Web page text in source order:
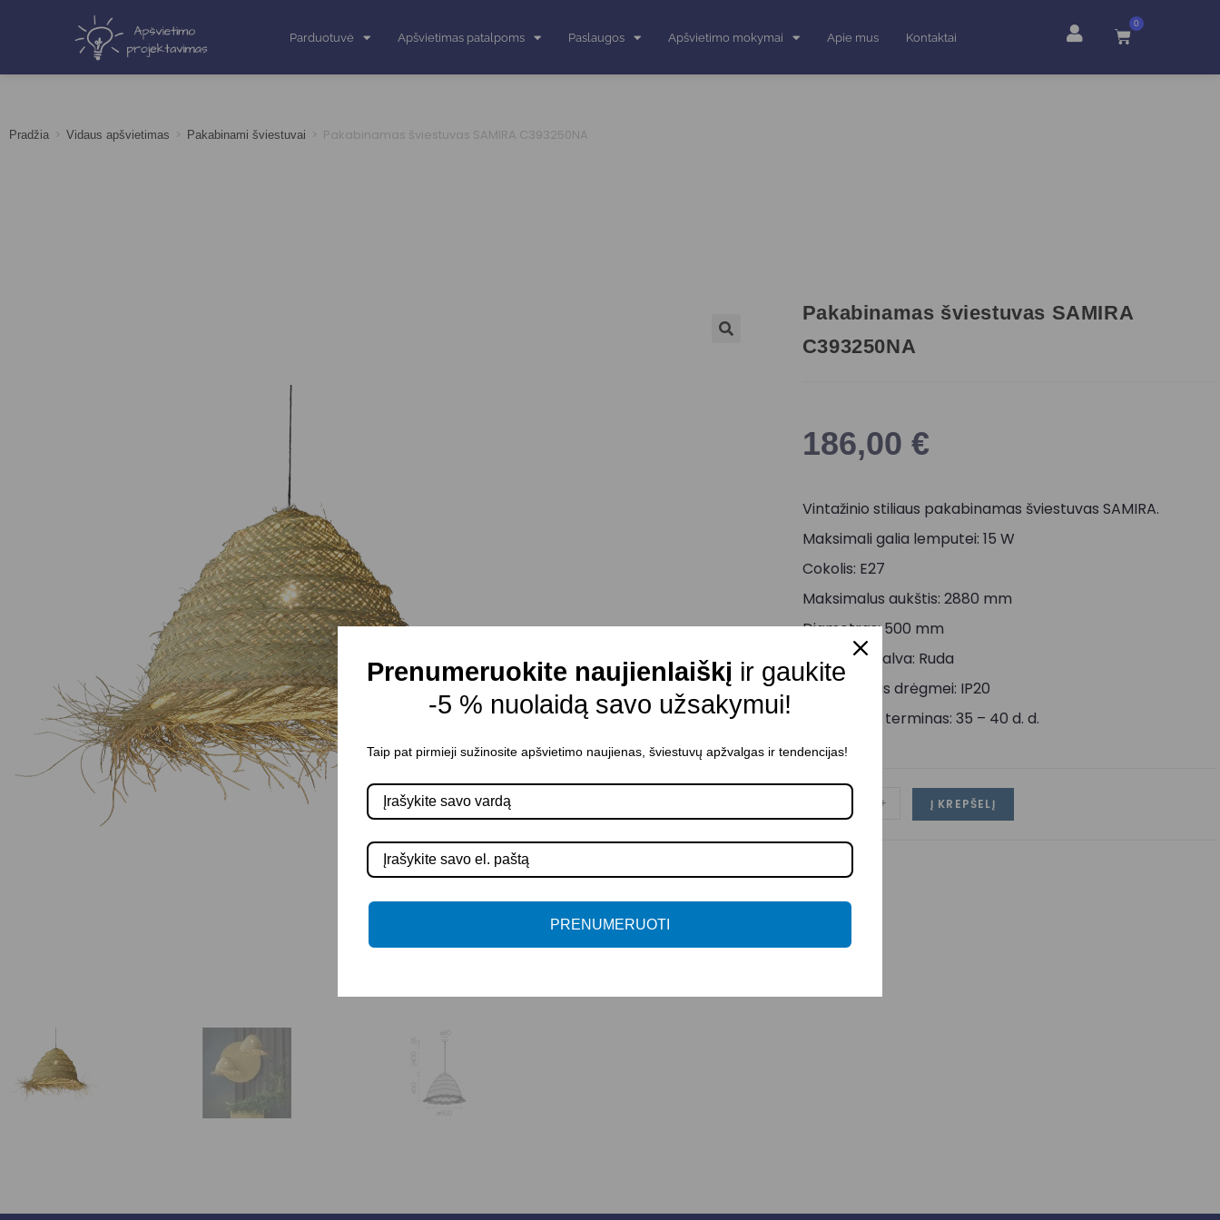
Parduotuvė Apšvietimas patalpoms Paslaugos Apšvietimo mokymai Apie mus Kontaktai
0
Pradžia > Vidaus apšvietimas > Pakabinami šviestuvai > Pakabinamas šviestuvas SAMIRA C393250NA
Pakabinamas šviestuvas SAMIRA
C393250NA
186,00 €
Vintažinio stiliaus pakabinamas šviestuvas SAMIRA.
Maksimali galia lemputei: 15 W
Cokolis: E27
Maksimalus aukštis: 2880 mm
Diametras: 500 mm
Korpuso spalva: Ruda
Atsparumas drėgmei: IP20
Pristatymo terminas: 35 – 40 d. d.
+ Į KREPŠELĮ
Prenumeruokite naujienlaiškį ir gaukite
-5 % nuolaidą savo užsakymui!
Taip pat pirmieji sužinosite apšvietimo naujienas, šviestuvų apžvalgas ir tendencijas!
PRENUMERUOTI